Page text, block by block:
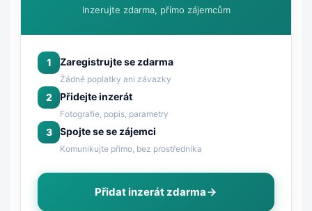
Inzerujte zdarma, přímo zájemcům
1 Zaregistrujte se zdarma
Žádné poplatky ani závazky
2 Přidejte inzerát
Fotografie, popis, parametry
3 Spojte se se zájemci
Komunikujte přímo, bez prostředníka
Přidat inzerát zdarma